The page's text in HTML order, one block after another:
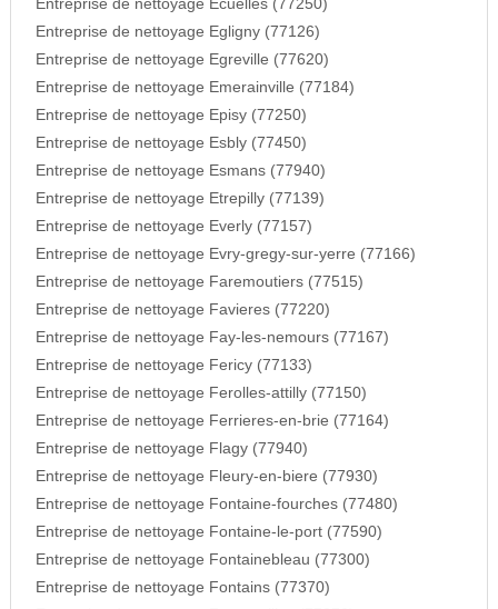
Entreprise de nettoyage Ecuelles (77250)
Entreprise de nettoyage Egligny (77126)
Entreprise de nettoyage Egreville (77620)
Entreprise de nettoyage Emerainville (77184)
Entreprise de nettoyage Episy (77250)
Entreprise de nettoyage Esbly (77450)
Entreprise de nettoyage Esmans (77940)
Entreprise de nettoyage Etrepilly (77139)
Entreprise de nettoyage Everly (77157)
Entreprise de nettoyage Evry-gregy-sur-yerre (77166)
Entreprise de nettoyage Faremoutiers (77515)
Entreprise de nettoyage Favieres (77220)
Entreprise de nettoyage Fay-les-nemours (77167)
Entreprise de nettoyage Fericy (77133)
Entreprise de nettoyage Ferolles-attilly (77150)
Entreprise de nettoyage Ferrieres-en-brie (77164)
Entreprise de nettoyage Flagy (77940)
Entreprise de nettoyage Fleury-en-biere (77930)
Entreprise de nettoyage Fontaine-fourches (77480)
Entreprise de nettoyage Fontaine-le-port (77590)
Entreprise de nettoyage Fontainebleau (77300)
Entreprise de nettoyage Fontains (77370)